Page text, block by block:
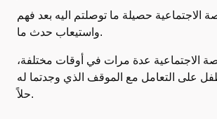
الاجتماعية حصيلة ما توصلتم اليه بعد فهم
واستيعاب حدث ما.
الاجتماعية عدة مرات في أوقات مختلفة،
على التعامل مع الموقف الذي وجدتما له
حلاً.